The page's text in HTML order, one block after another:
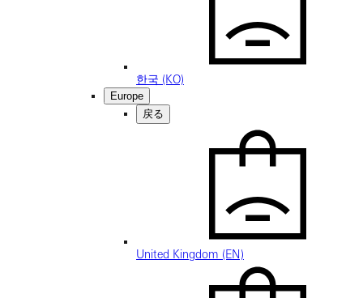
한국 (KO)
Europe
戻る
United Kingdom (EN)